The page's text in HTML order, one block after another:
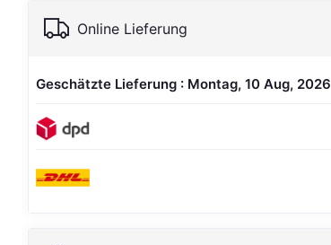
Online Lieferung
Geschätzte Lieferung : Montag, 10 Aug, 2026